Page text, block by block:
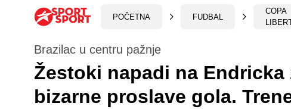
POČETNA FUDBAL
COPA
Brazilac u centru pažnje
Žestoki napadi na Endricka
bizarne proslave gola.